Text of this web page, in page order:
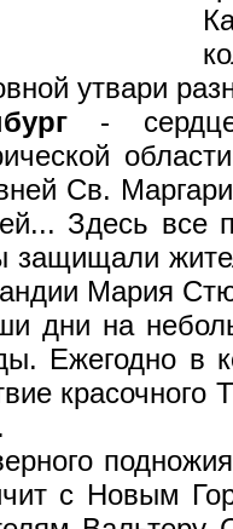
утвари
-
Св.
Здесь все
защищали
Мария
дни на
Ежегодно в
красочного
с Новым